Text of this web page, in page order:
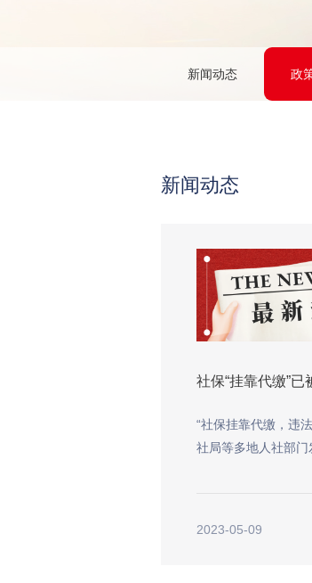
新闻动态 政
新闻动态
社保“挂靠代缴”已
“社保挂靠代缴，违
社局等多地人社部
2023-05-09